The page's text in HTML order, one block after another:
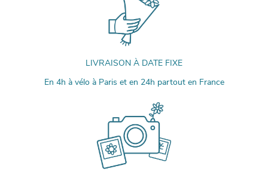
LIVRAISON À DATE FIXE
En 4h à vélo à Paris et en 24h partout en France